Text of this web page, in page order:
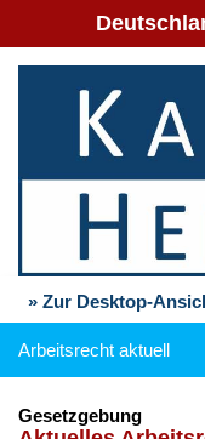
» Zur Desktop-
Arbeitsrecht aktuell
Gesetzgebung